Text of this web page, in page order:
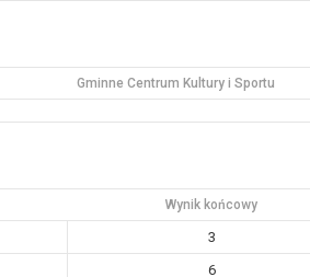
Gminne Centrum Kultury i Sportu
Wynik końcowy
3
6